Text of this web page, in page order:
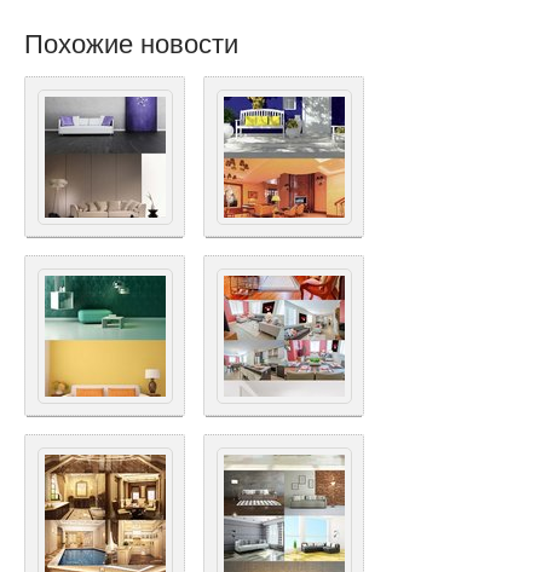
Похожие новости